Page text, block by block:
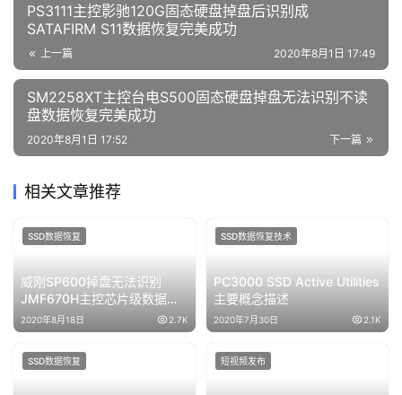
PS3111主控影驰120G固态硬盘掉盘后识别成
SATAFIRM S11数据恢复完美成功
上一篇 2020年8月1日 17:49
SM2258XT主控台电S500固态硬盘掉盘无法识别不读
盘数据恢复完美成功
下一篇
2020年8月1日 17:52
相关文章推荐
威刚SP600掉盘无法识别
JMF670H主控芯片级数据恢
复成功
2020年8月18日 2.7K
SSD数据恢复
PC3000 SSD Active Utilities
主要概念描述
2020年7月30日 2.1K
SSD数据恢复技术
SSD数据恢复 短视频发布